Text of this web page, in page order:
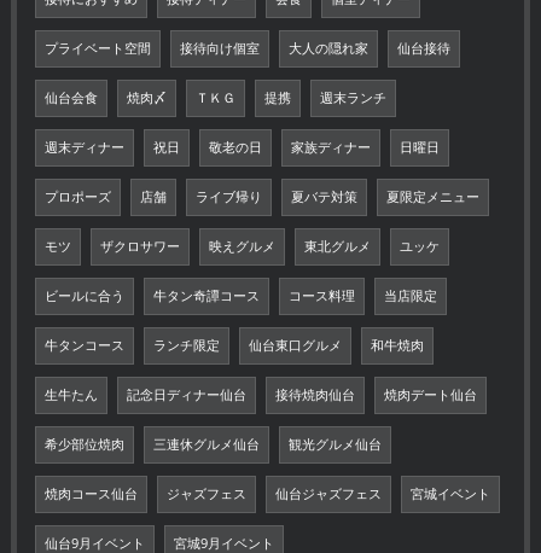
プライベート空間 接待向け個室 大人の隠れ家 仙台接待
仙台会食 焼肉〆 ＴＫＧ 提携 週末ランチ
週末ディナー 祝日 敬老の日 家族ディナー 日曜日
プロポーズ 店舗 ライブ帰り 夏バテ対策 夏限定メニュー
モツ ザクロサワー 映えグルメ 東北グルメ ユッケ
ビールに合う 牛タン奇譚コース コース料理 当店限定
牛タンコース ランチ限定 仙台東口グルメ 和牛焼肉
生牛たん 記念日ディナー仙台 接待焼肉仙台 焼肉デート仙台
希少部位焼肉 三連休グルメ仙台 観光グルメ仙台
焼肉コース仙台 ジャズフェス 仙台ジャズフェス 宮城イベント
仙台9月イベント 宮城9月イベント